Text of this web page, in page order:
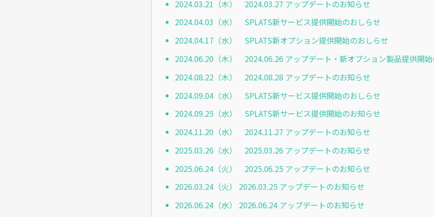
2024.03.21（木） 2024.03.27 アップデートのお知らせ
2024.04.03（水） SPLATS新サービス提供開始のおしらせ
2024.04.17（水） SPLATS新オプション提供開始のおしらせ
2024.06.20（木） 2024.06.26 アップデート・新オプション製品提供開
2024.08.22（木） 2024.08.28 アップデートのお知らせ
2024.09.04（水） SPLATS新サービス提供開始のおしらせ
2024.09.25（水） SPLATS新サービス提供開始のお知らせ
2024.11.20（水） 2024.11.27 アップデートのお知らせ
2025.03.26（水） 2025.03.26 アップデートのお知らせ
2025.06.24（火） 2025.06.25 アップデートのお知らせ
2026.03.24（火） 2026.03.25 アップデートのお知らせ
2026.06.24（水） 2026.06.24 アップデートのお知らせ